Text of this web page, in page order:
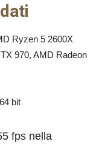
Ryzen 5 2600X
970, AMD Radeon
bit
fps nella